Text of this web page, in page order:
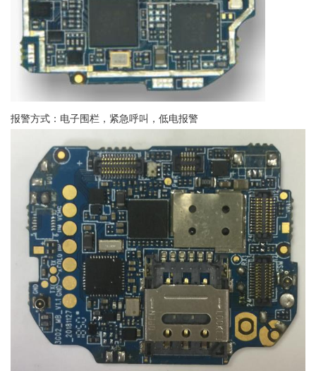
报警方式：电子围栏，紧急呼叫，低电报警